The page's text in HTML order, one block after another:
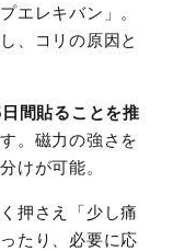
エレキバン」。
、コリの原因と
間貼ることを推
。磁力の強さを
けが可能。
押さえ「少し痛
たり、必要に応